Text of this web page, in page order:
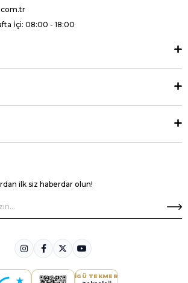
İçi: 08:00 - 18:00
ilk siz haberdar olun!
İGÜ TEKMER